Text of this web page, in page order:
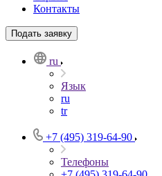
Контакты
Подать заявку
ru
Язык
ru
tr
+7 (495) 319-64-90
Телефоны